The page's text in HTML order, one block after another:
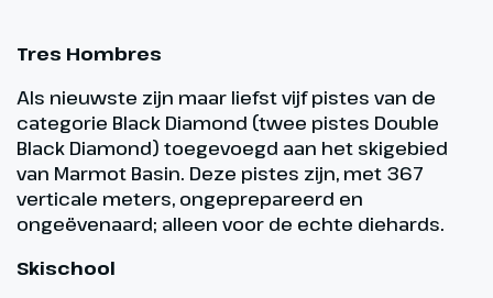
Tres Hombres
Als nieuwste zijn maar liefst vijf pistes van de
categorie Black Diamond (twee pistes Double
Black Diamond) toegevoegd aan het skigebied
van Marmot Basin. Deze pistes zijn, met 367
verticale meters, ongeprepareerd en
ongeëvenaard; alleen voor de echte diehards.
Skischool